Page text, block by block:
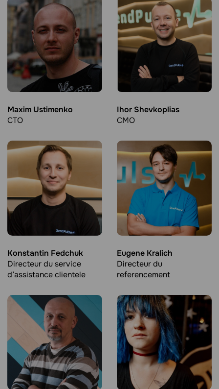
Maxim Ustimenko
CTO
Ihor Shevkoplias
CMO
Konstantin Fedchuk
Directeur du service
d’assistance clientele
Eugene Kralich
Directeur du
referencement